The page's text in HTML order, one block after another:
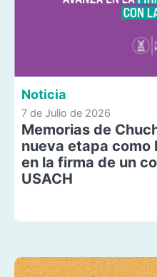
Noticia
7 de Julio de 2026
Memorias de
nueva etapa como
en la firma de un
USACH